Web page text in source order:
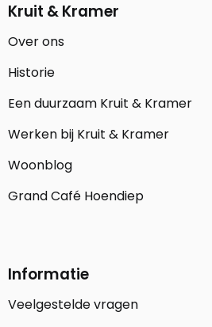
Kruit & Kramer
Over ons
Historie
Een duurzaam Kruit & Kramer
Werken bij Kruit & Kramer
Woonblog
Grand Café Hoendiep
Informatie
Veelgestelde vragen